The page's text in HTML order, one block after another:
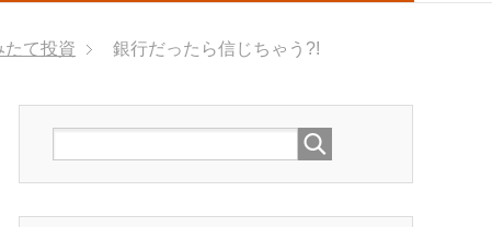
たて投資 銀行だったら信じちゃう?!